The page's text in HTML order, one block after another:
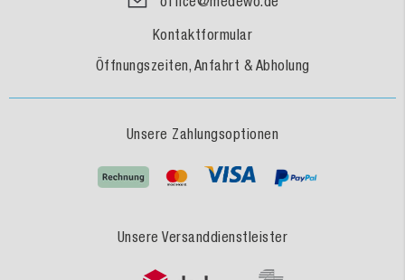
Kontaktformular
Öffnungszeiten, Anfahrt & Abholung
Unsere Zahlungsoptionen
Unsere Versanddienstleister